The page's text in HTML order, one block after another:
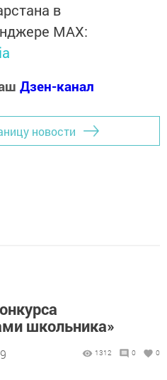
в
MАХ:
Дзен-канал
новости
школьника»
1312 0 0